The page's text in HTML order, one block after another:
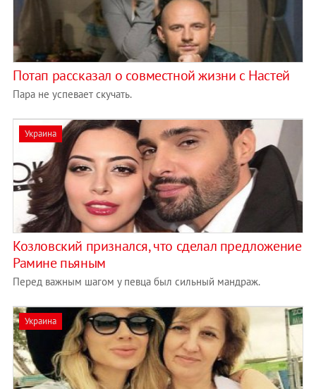
Потап рассказал о совместной жизни с Настей
Пара не успевает скучать.
Украина
Козловский признался, что сделал предложение
Рамине пьяным
Перед важным шагом у певца был сильный мандраж.
Украина